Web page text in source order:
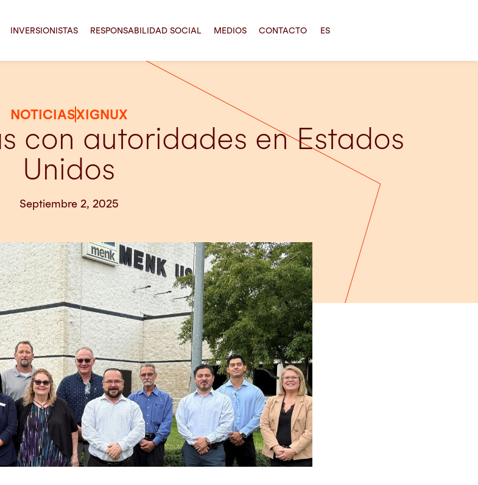
INVERSIONISTAS RESPONSABILIDAD SOCIAL MEDIOS CONTACTO ES
NOTICIASXIGNUX
con autoridades en Estados
Unidos
Septiembre 2, 2025